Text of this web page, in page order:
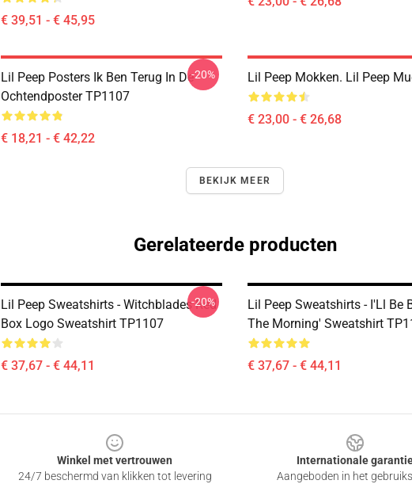
€ 39,51 - € 45,95
Lil Peep Posters Ik Ben Terug In De
Ochtendposter TP1107
€ 18,21 - € 42,22
-20% Lil Peep Mokken. Lil Peep
€ 23,00 - € 26,68
BEKIJK MEER
Gerelateerde producten
Lil Peep Sweatshirts - Witchblades Red
Box Logo Sweatshirt TP1107
€ 37,67 - € 44,11
-20%
Lil Peep Sweatshirts - I'Ll Be
The Morning' Sweatshirt
€ 37,67 - € 44,11
Winkel met vertrouwen
24/7 beschermd van klikken tot levering
Internationale
Aangeboden in het